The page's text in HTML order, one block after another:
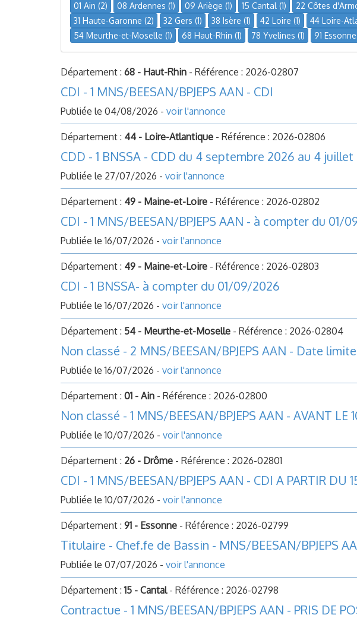
01 Ain (2) 08 Ardennes (1) 09 Ariège (1) 15 Cantal (1) 22 Côtes
31 Haute-Garonne (2)
32 Gers (1) 38 Isère (1) 42 Loire (1) 44 Loire-
54 Meurthe-et-Moselle (1)
68 Haut-Rhin (1) 78 Yvelines (1) 91 Essonne
Département : 68 - Haut-Rhin - Référence : 2026-02807
CDI - 1 MNS/BEESAN/BPJEPS AAN - CDI
Publiée le 04/08/2026 - voir l'annonce
Département : 44 - Loire-Atlantique - Référence : 2026-02806
CDD - 1 BNSSA - CDD du 4 septembre 2026 au 4 juillet
Publiée le 27/07/2026 - voir l'annonce
Département : 49 - Maine-et-Loire - Référence : 2026-02802
CDI - 1 MNS/BEESAN/BPJEPS AAN - à compter du 01/
Publiée le 16/07/2026 - voir l'annonce
Département : 49 - Maine-et-Loire - Référence : 2026-02803
CDI - 1 BNSSA- à compter du 01/09/2026
Publiée le 16/07/2026 - voir l'annonce
Département : 54 - Meurthe-et-Moselle - Référence : 2026-02804
Non classé - 2 MNS/BEESAN/BPJEPS AAN - Date
Publiée le 16/07/2026 - voir l'annonce
Département : 01 - Ain - Référence : 2026-02800
Non classé - 1 MNS/BEESAN/BPJEPS AAN - AVANT LE
Publiée le 10/07/2026 - voir l'annonce
Département : 26 - Drôme - Référence : 2026-02801
CDI - 1 MNS/BEESAN/BPJEPS AAN - CDI A PARTIR DU
Publiée le 10/07/2026 - voir l'annonce
Département : 91 - Essonne - Référence : 2026-02799
Titulaire - Chef.fe de Bassin - MNS/BEESAN/BPJEPS
Publiée le 07/07/2026 - voir l'annonce
Département :15 - Cantal- Référence : 2026-02798
Contractue - 1 MNS/BEESAN/BPJEPS AAN - PRIS DE